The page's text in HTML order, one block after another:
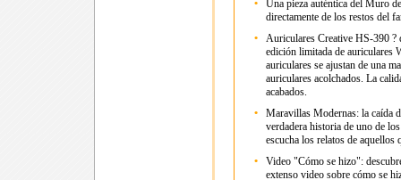
•
Una pieza auténtica del Muro
directamente de los restos del
•
Auriculares Creative HS-390 ?
edición limitada de auriculares
auriculares se ajustan de una
auriculares acolchados. La
acabados.
•
Maravillas Modernas: la caída
verdadera historia de uno de
escucha los relatos de aquellos
•
Video "Cómo se hizo":
extenso video sobre cómo se